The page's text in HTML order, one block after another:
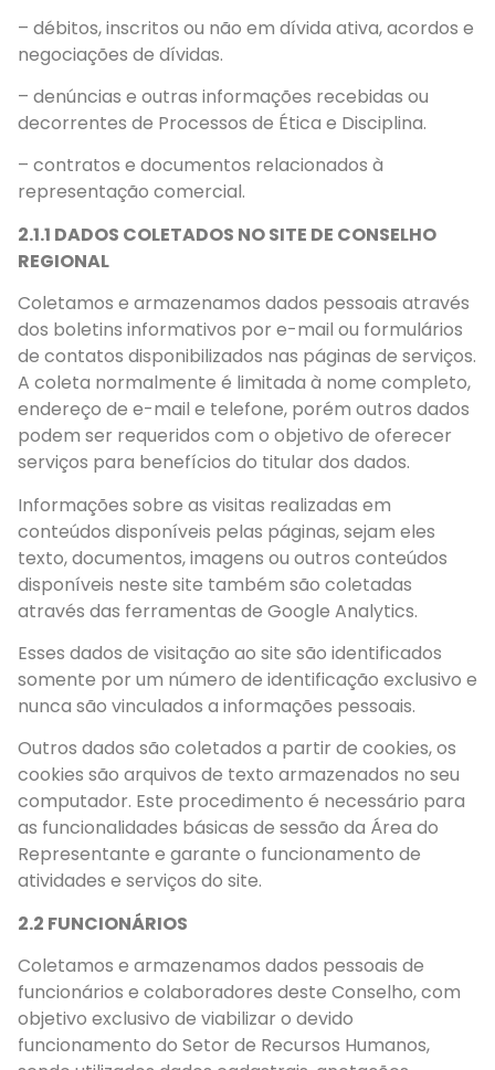
– débitos, inscritos ou não em dívida ativa, acordos e
negociações de dívidas.
– denúncias e outras informações recebidas ou
decorrentes de Processos de Ética e Disciplina.
– contratos e documentos relacionados à
representação comercial.
2.1.1 DADOS COLETADOS NO SITE DE CONSELHO
REGIONAL
Coletamos e armazenamos dados pessoais através
dos boletins informativos por e-mail ou formulários
de contatos disponibilizados nas páginas de serviços.
A coleta normalmente é limitada à nome completo,
endereço de e-mail e telefone, porém outros dados
podem ser requeridos com o objetivo de oferecer
serviços para benefícios do titular dos dados.
Informações sobre as visitas realizadas em
conteúdos disponíveis pelas páginas, sejam eles
texto, documentos, imagens ou outros conteúdos
disponíveis neste site também são coletadas
através das ferramentas de Google Analytics.
Esses dados de visitação ao site são identificados
somente por um número de identificação exclusivo e
nunca são vinculados a informações pessoais.
Outros dados são coletados a partir de cookies, os
cookies são arquivos de texto armazenados no seu
computador. Este procedimento é necessário para
as funcionalidades básicas de sessão da Área do
Representante e garante o funcionamento de
atividades e serviços do site.
2.2 FUNCIONÁRIOS
Coletamos e armazenamos dados pessoais de
funcionários e colaboradores deste Conselho, com
objetivo exclusivo de viabilizar o devido
funcionamento do Setor de Recursos Humanos,